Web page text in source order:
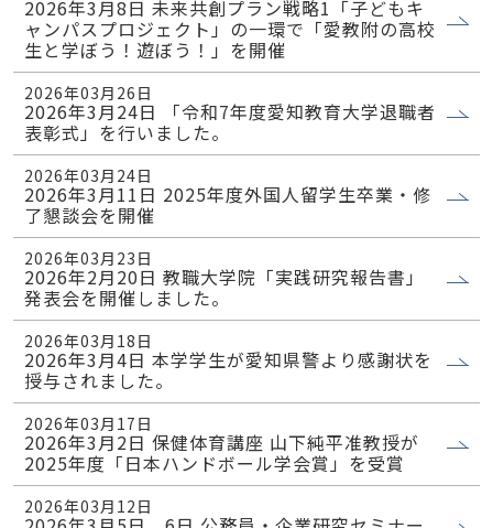
2026年3月8日 未来共創プラン戦略1「子どもキ
ャンパスプロジェクト」の一環で「愛教附の高校
生と学ぼう！遊ぼう！」を開催
2026年03月26日
2026年3月24日 「令和7年度愛知教育大学退職者
表彰式」を行いました。
2026年03月24日
2026年3月11日 2025年度外国人留学生卒業・修
了懇談会を開催
2026年03月23日
2026年2月20日 教職大学院「実践研究報告書」
発表会を開催しました。
2026年03月18日
2026年3月4日 本学学生が愛知県警より感謝状を
授与されました。
2026年03月17日
2026年3月2日 保健体育講座 山下純平准教授が
2025年度「日本ハンドボール学会賞」を受賞
2026年03月12日